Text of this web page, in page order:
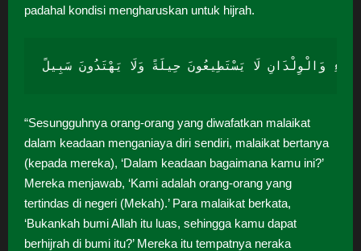
padahal kondisi mengharuskan untuk hijrah.
وَالْوِلْدَانِ لَا يَسْتَطِيعُونَ حِيلَةً وَلَا يَهْتَدُونَ سَبِيلً
“Sesungguhnya orang-orang yang diwafatkan malaikat
dalam keadaan menganiaya diri sendiri, malaikat bertanya
(kepada mereka), ‘Dalam keadaan bagaimana kamu ini?’
Mereka menjawab, ‘Kami adalah orang-orang yang
tertindas di negeri (Mekah).’ Para malaikat berkata,
‘Bukankah bumi Allah itu luas, sehingga kamu dapat
berhijrah di bumi itu?’ Mereka itu tempatnya neraka